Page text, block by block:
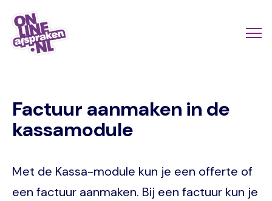
Skip
main
Factuur aanmaken in de
kassamodule
Met de Kassa-module kun je een offerte of
een factuur aanmaken. Bij een factuur kun je